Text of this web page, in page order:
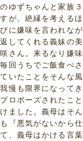
ゆずちゃんと家族
が、絶縁を考える
に嫌味を言われな
してくれる義妹の
さん。来るなり嫌
回うちでご飯食べ
いたことをそんな
慢も限界になって
ロポーズされたこ
ました。義母はそ
『悪気がないか
、義母はかける言葉